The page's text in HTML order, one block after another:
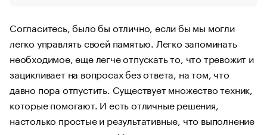
Согласитесь, было бы отлично, если бы мы могли
легко управлять своей памятью. Легко запоминать
необходимое, еще легче отпускать то, что тревожит и
зацикливает на вопросах без ответа, на том, что
давно пора отпустить. Существует множество техник,
которые помогают. И есть отличные решения,
настолько простые и результативные, что выполнение